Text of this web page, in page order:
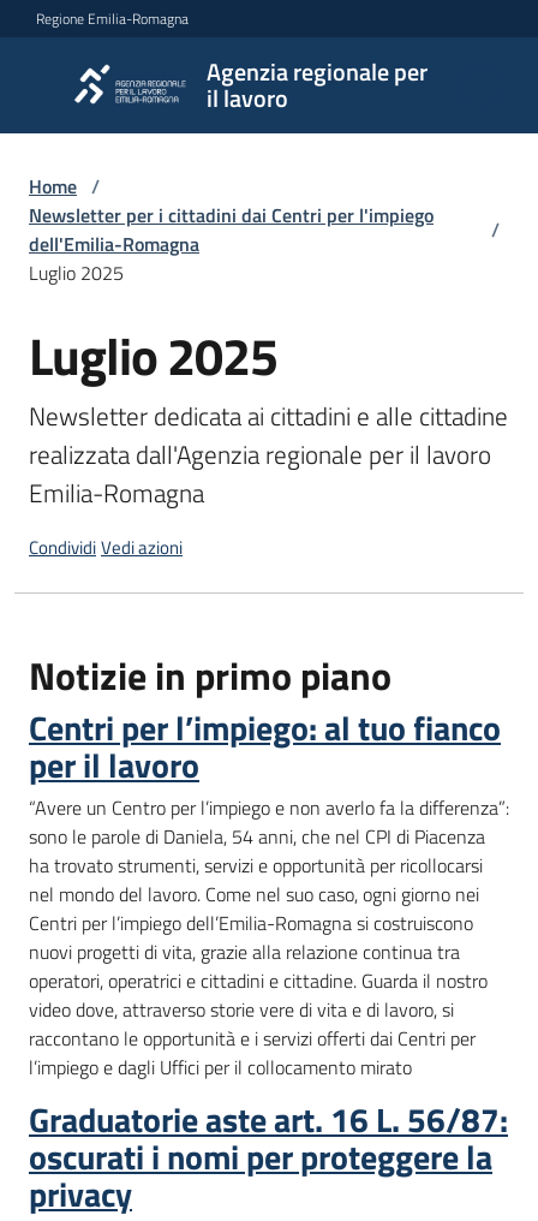
Vai al contenuto
Vai alla navigazione
Vai al footer
Regione Emilia-Romagna
Agenzia regionale per
il lavoro
Agenzia
regionale
per il
L'Agenzia
Novità
Servizi
I
centri
Lavoro
per
te
Seguici
su
Home /
Newsletter per i cittadini dai Centri per l'impiego
dell'Emilia-Romagna
/
Luglio 2025
Salta al contenuto
Luglio 2025
Newsletter dedicata ai cittadini e alle cittadine
realizzata dall'Agenzia regionale per il lavoro
Emilia-Romagna
CondividiVedi azioni
Notizie in primo piano
Centri per l’impiego: al tuo fianco
per il lavoro
“Avere un Centro per l’impiego e non averlo fa la differenza”:
sono le parole di Daniela, 54 anni, che nel CPI di Piacenza
ha trovato strumenti, servizi e opportunità per ricollocarsi
nel mondo del lavoro. Come nel suo caso, ogni giorno nei
Centri per l’impiego dell’Emilia-Romagna si costruiscono
nuovi progetti di vita, grazie alla relazione continua tra
operatori, operatrici e cittadini e cittadine. Guarda il nostro
video dove, attraverso storie vere di vita e di lavoro, si
raccontano le opportunità e i servizi offerti dai Centri per
l’impiego e dagli Uffici per il collocamento mirato
Graduatorie aste art. 16 L. 56/87:
oscurati i nomi per proteggere la
privacy